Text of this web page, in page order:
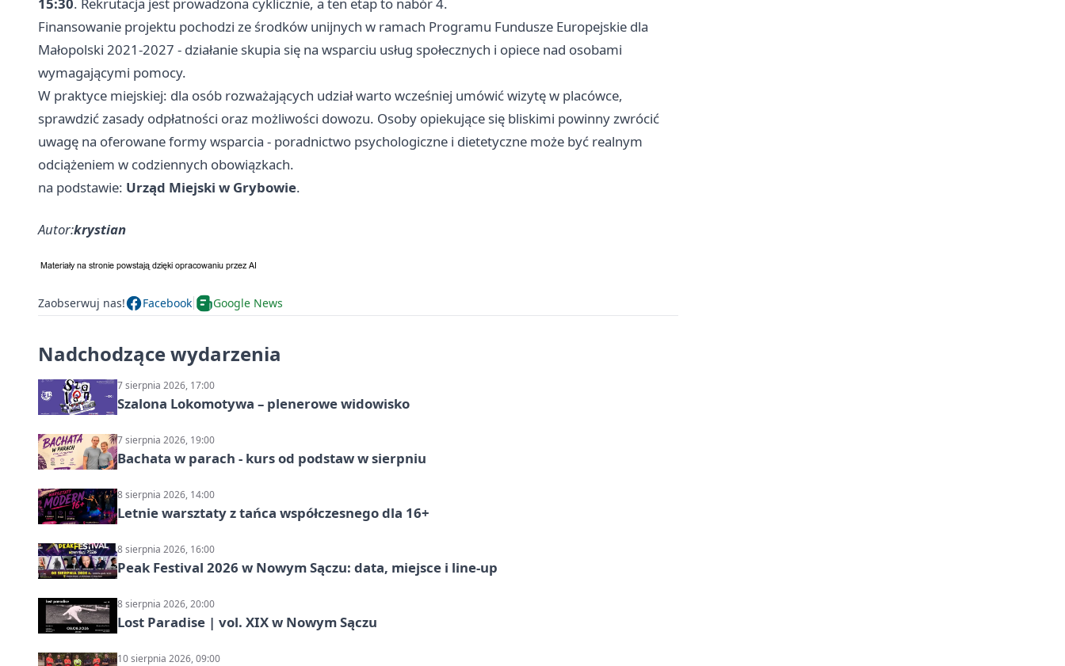
Finansowanie projektu pochodzi ze środków unijnych w ramach Programu Fundusze Europejskie dla
Małopolski 2021-2027 - działanie skupia się na wsparciu usług społecznych i opiece nad osobami
wymagającymi pomocy.
W praktyce miejskiej: dla osób rozważających udział warto wcześniej umówić wizytę w placówce,
sprawdzić zasady odpłatności oraz możliwości dowozu. Osoby opiekujące się bliskimi powinny zwrócić
uwagę na oferowane formy wsparcia - poradnictwo psychologiczne i dietetyczne może być realnym
odciążeniem w codziennych obowiązkach.
na podstawie: Urząd Miejski w Grybowie.
Autor:krystian
Zaobserwuj nas! Facebook Google News
Nadchodzące wydarzenia
7 sierpnia 2026, 17:00
Szalona Lokomotywa – plenerowe widowisko
7 sierpnia 2026, 19:00
Bachata w parach - kurs od podstaw w sierpniu
8 sierpnia 2026, 14:00
Letnie warsztaty z tańca współczesnego dla 16+
8 sierpnia 2026, 16:00
Peak Festival 2026 w Nowym Sączu: data, miejsce i line-up
8 sierpnia 2026, 20:00
Lost Paradise | vol. XIX w Nowym Sączu
10 sierpnia 2026, 09:00